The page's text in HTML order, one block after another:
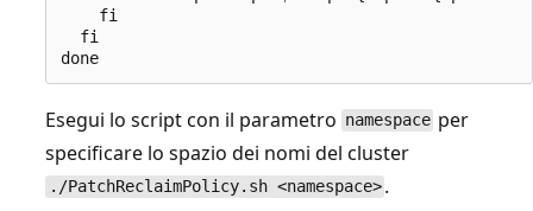
    fi
  fi
Esegui lo script con il parametro namespace per
specificare lo spazio dei nomi del cluster
./PatchReclaimPolicy.sh <namespace> .